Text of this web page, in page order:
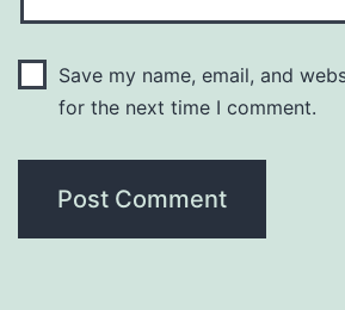
Save my name, email, and
for the next time I comment.